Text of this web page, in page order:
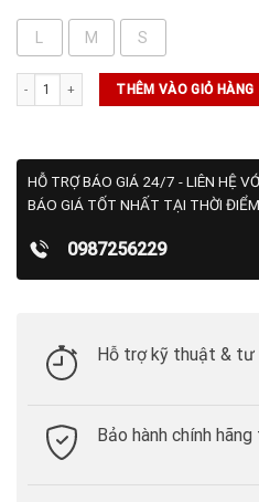
L M S
SALE ADIDAS số lượng
THÊM VÀO GIỎ HÀNG
HỖ TRỢ BÁO GIÁ 24/7 - LIÊN HỆ
BÁO GIÁ TỐT NHẤT TẠI THỜI
0987256229
Hỗ trợ kỹ thuật &
Bảo hành chính